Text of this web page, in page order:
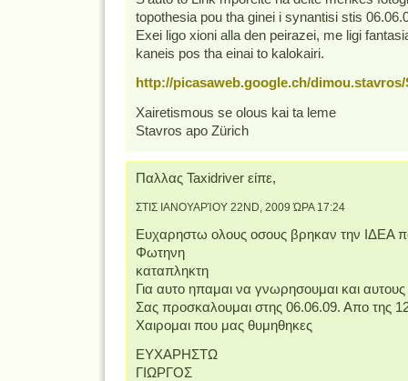
topothesia pou tha ginei i synantisi stis
Exei ligo xioni alla den peirazei, me ligi
kaneis pos tha einai to kalokairi.
http://picasaweb.google.ch/
Xairetismous se olous kai ta leme
Stavros apo Zürich
Παλλας Taxidriver είπε,
ΣΤΙΣ ΙΑΝΟΥΑΡΊΟΥ 22ND, 2009 ΏΡΑ 17:24
Ευχαρηστω ολους οσους βρηκαν την ΙΔΕΑ
Φωτηνη
καταπληκτη
Για αυτο ηπαμαι να γνωρησουμαι και αυτους
Σας προσκαλουμαι στης 06.06.09. Απο της
Χαιρομαι που μας θυμηθηκες
ΕΥΧΑΡΗΣΤΩ
ΓΙΩΡΓΟΣ